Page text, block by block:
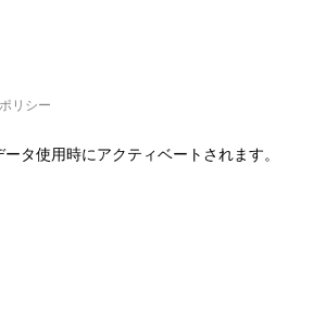
リシー
タ使用時にアクティベートされます。